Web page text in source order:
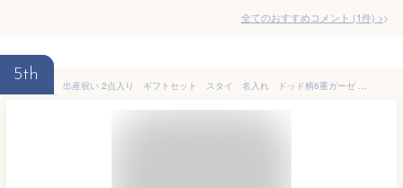
全てのおすすめコメント (1件) >
5th
出産祝い 2点入り ギフトセット スタイ 名入れ ドッド柄6重ガーゼ よだれかけ bib お名前 刺繍 プレゼント 贈答用 ギフト 日本製 ハンドメイド キッズ ベビー 子供用 赤ちゃん 一歳 誕生日 caf-0023set